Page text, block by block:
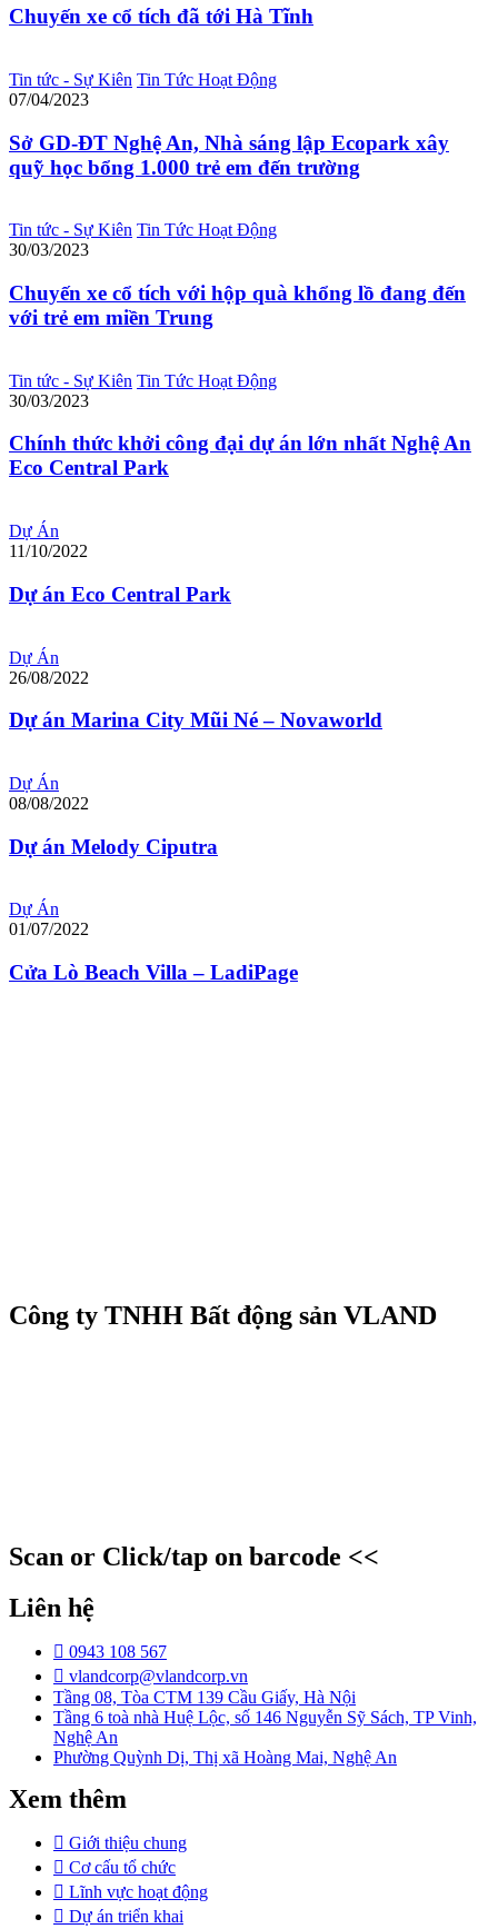
Chuyến xe cổ tích đã tới Hà Tĩnh
Tin tức - Sự Kiên Tin Tức Hoạt Động
07/04/2023
Sở GD-ĐT Nghệ An, Nhà sáng lập Ecopark xây
quỹ học bổng 1.000 trẻ em đến trường
Tin tức - Sự Kiên Tin Tức Hoạt Động
30/03/2023
Chuyến xe cổ tích với hộp quà khổng lồ đang đến
với trẻ em miền Trung
Tin tức - Sự Kiên Tin Tức Hoạt Động
30/03/2023
Chính thức khởi công đại dự án lớn nhất Nghệ An
Eco Central Park
Dự Án
11/10/2022
Dự án Eco Central Park
Dự Án
26/08/2022
Dự án Marina City Mũi Né – Novaworld
Dự Án
08/08/2022
Dự án Melody Ciputra
Dự Án
01/07/2022
Cửa Lò Beach Villa – LadiPage
Công ty TNHH Bất động sản VLAND
Scan or Click/tap on barcode <<
Liên hệ
0943 108 567
vlandcorp@vlandcorp.vn
Tầng 08, Tòa CTM 139 Cầu Giấy, Hà Nội
Tầng 6 toà nhà Huệ Lộc, số 146 Nguyễn Sỹ Sách, TP Vinh,
Nghệ An
Phường Quỳnh Dị, Thị xã Hoàng Mai, Nghệ An
Xem thêm
Giới thiệu chung
Cơ cấu tổ chức
Lĩnh vực hoạt động
Dự án triển khai